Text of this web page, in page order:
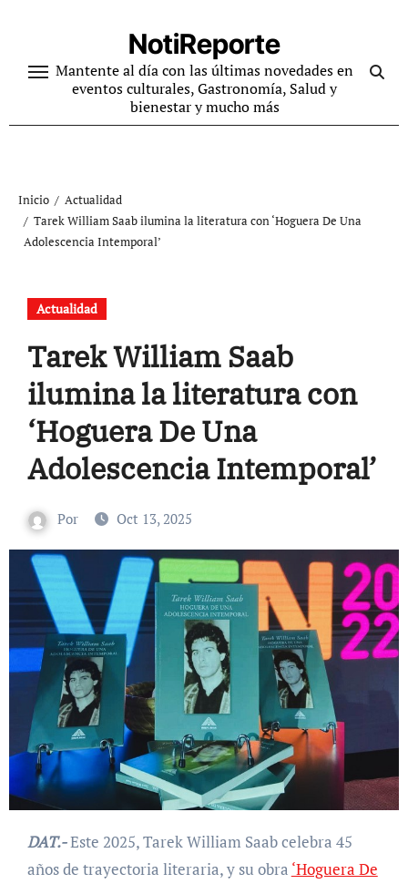
contenido
NotiReporte
Mantente al día con las últimas novedades en
eventos culturales, Gastronomía, Salud y
bienestar y mucho más
Inicio
Actualidad
Tarek William Saab ilumina la literatura con ‘Hoguera De Una
Adolescencia Intemporal’
Actualidad
Tarek William Saab
ilumina la literatura con
‘Hoguera De Una
Adolescencia Intemporal’
Por Oct 13, 2025
DAT.-Este 2025, Tarek William Saab celebra 45
años de trayectoria literaria, y su obra ‘Hoguera De